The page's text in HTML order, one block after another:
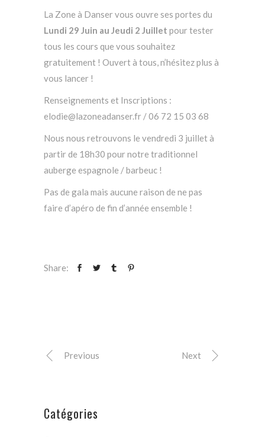
La Zone à Danser vous ouvre ses portes du
Lundi 29 Juin au Jeudi 2 Juillet pour tester
tous les cours que vous souhaitez
gratuitement ! Ouvert à tous, n’hésitez plus à
vous lancer !
Renseignements et Inscriptions :
elodie@lazoneadanser.fr / 06 72 15 03 68
Nous nous retrouvons le vendredi 3 juillet à
partir de 18h30 pour notre traditionnel
auberge espagnole / barbeuc !
Pas de gala mais aucune raison de ne pas
faire d’apéro de fin d’année ensemble !
Share:
Previous Next
Catégories